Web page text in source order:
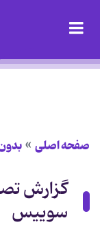
صفحه اصلی
گزارش
سوییس